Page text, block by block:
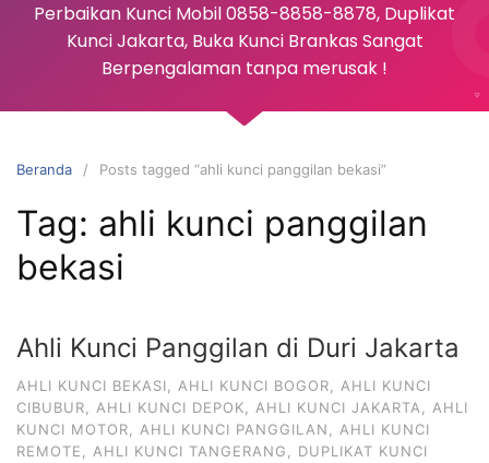
Perbaikan Kunci Mobil 0858-8858-8878, Duplikat
Kunci Jakarta, Buka Kunci Brankas Sangat
Berpengalaman tanpa merusak !
Beranda Posts tagged “ahli kunci panggilan bekasi”
Tag: ahli kunci panggilan
bekasi
Ahli Kunci Panggilan di Duri Jakarta
AHLI KUNCI BEKASI AHLI KUNCI BOGOR
AHLI KUNCI
CIBUBUR
AHLI KUNCI DEPOK AHLI KUNCI JAKARTA
AHLI
KUNCI MOTOR
AHLI KUNCI PANGGILAN
AHLI KUNCI
REMOTE
AHLI KUNCI TANGERANG
DUPLIKAT KUNCI